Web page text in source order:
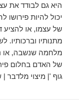
היא גם לבודד את
יכול להיות
של עצמו, או להציע
מתנותיו וברכותיו.
מלחמה שנשבה, או
של האדם בחלום
גוף '| מיצוי מלדבר